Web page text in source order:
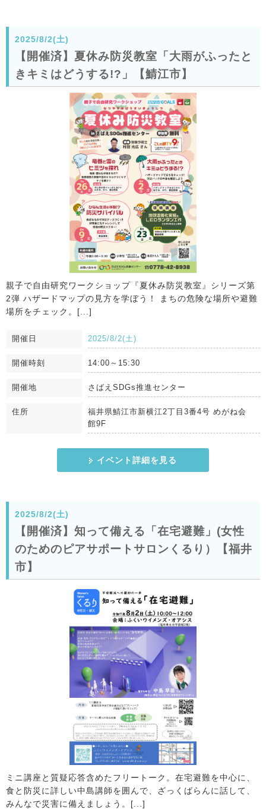
2025/8/2(土)
【開催済】夏休み防災教室「大雨がふったと
きキミはどうする!?」【鯖江市】
親子で自由研究ワークショップ『夏休み防災教室』シリーズ第
2弾 ハザードマップの見方を学ぼう！ まちの危険な場所や避難
場所をチェック。[...]
開催日 2025/8/2(土)
開催時刻 14:00～15:30
開催地 さばえSDGs推進センター
住所
福井県鯖江市新横江2丁目3番4号 めがね会
館9F
イベント詳細を見る
2025/8/2(土)
【開催済】知って備える「在宅避難」(女性
のためのピアサポートサロンくるり）【福井
市】
ミニ講座と質疑応答含めたフリートーク。在宅避難を中心に、
食と防災に詳しい中島講師を囲んで、ざっくばらんに話して、
みんなで災害に備えましょう。[...]